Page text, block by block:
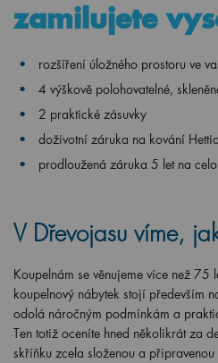
zamilujete
rozšíření úložného prostoru ve
4 výškově polohovatelné,
2 praktické zásuvky
doživotní záruka na kování
prodloužená záruka 5 let na
V Dřevojasu víme,
Koupelnám se věnujeme více než 75
koupelnový nábytek stojí především
odolá náročným podmínkám a
Ten totiž oceníte hned několikrát za
skříňku zcela složenou a